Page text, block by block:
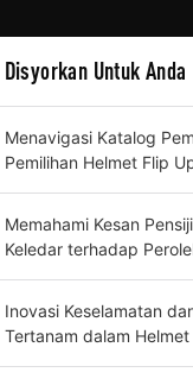
Disyorkan Untuk Anda
Menavigasi Katalog
Pemilihan Helmet Flip
Memahami Kesan
Keledar terhadap
Inovasi Keselamatan
Tertanam dalam